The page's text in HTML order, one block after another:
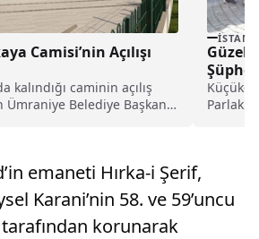
Camisi’nin Açılışı
kalındığı caminin açılış
Belediye Başkanı
emaneti Hırka-i Şerif,
Karani’nin 58. ve 59’uncu
korunarak